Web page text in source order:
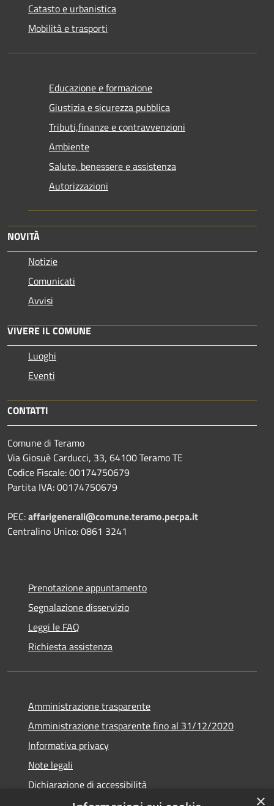
Catasto e urbanistica
Mobilità e trasporti
Educazione e formazione
Giustizia e sicurezza pubblica
Tributi,finanze e contravvenzioni
Ambiente
Salute, benessere e assistenza
Autorizzazioni
NOVITÀ
Notizie
Comunicati
Avvisi
VIVERE IL COMUNE
Luoghi
Eventi
CONTATTI
Comune di Teramo
Via Giosuè Carducci, 33, 64100 Teramo TE
Codice Fiscale: 00174750679
Partita IVA: 00174750679
PEC:affarigenerali@comune.teramo.pecpa.it
Centralino Unico: 0861 3241
Prenotazione appuntamento
Segnalazione disservizio
Leggi le FAQ
Richiesta assistenza
Amministrazione trasparente
Amministrazione trasparente fino al 31/12/2020
Informativa privacy
Note legali
Dichiarazione di accessibilità
×